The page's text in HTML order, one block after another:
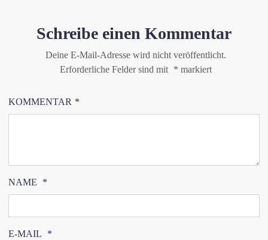
Schreibe einen Kommentar
Deine E-Mail-Adresse wird nicht veröffentlicht.
Erforderliche Felder sind mit * markiert
KOMMENTAR *
NAME *
E-MAIL *